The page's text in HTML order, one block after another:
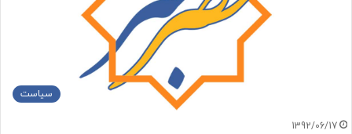
سیاست
1392/06/17